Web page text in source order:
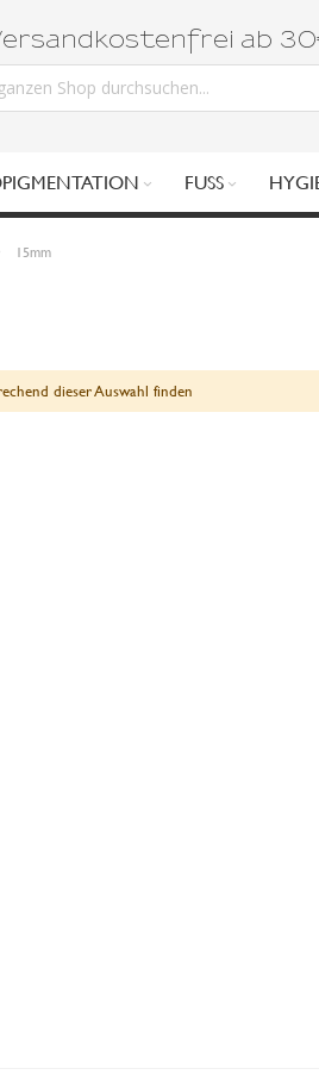
ab
FUSS
15mm
dieser Auswahl finden